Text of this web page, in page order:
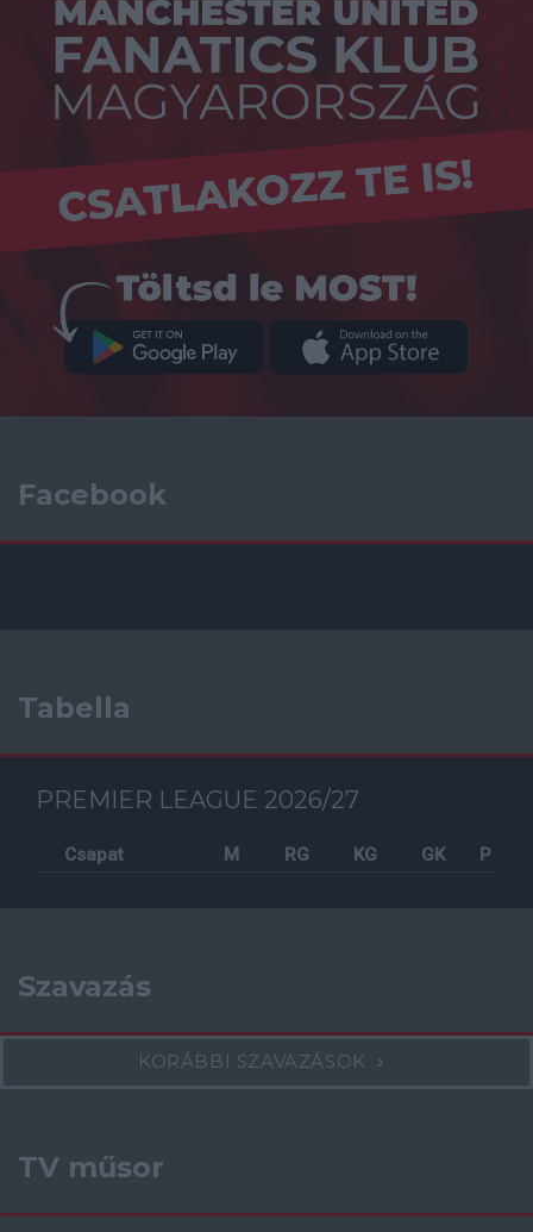
Facebook
Tabella
PREMIER LEAGUE 2026/27
Csapat M RG KG GK P
Szavazás
KORÁBBI SZAVAZÁSOK
TV műsor